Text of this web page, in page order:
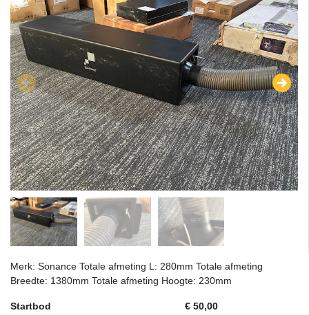
Merk: Sonance Totale afmeting L: 280mm Totale afmeting
Breedte: 1380mm Totale afmeting Hoogte: 230mm
Startbod
€ 50,00